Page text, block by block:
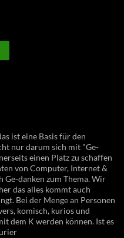
ist eine Basis für den
nur darum sich mit "Ge-
einen Platz zu schaffen
von Computer, Internet &
Ge-danken zum Thema. Wir
das alles kommt auch
Bei der Menge an Personen
komisch, kurios und
dem K werden können. Ist es